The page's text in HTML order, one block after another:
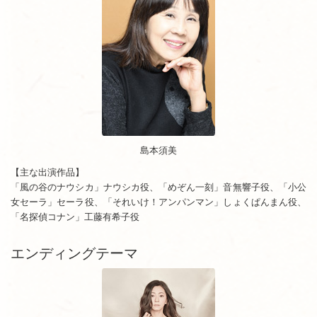
島本須美
【主な出演作品】
「風の谷のナウシカ」ナウシカ役、「めぞん一刻」音無響子役、「小公
女セーラ」セーラ役、「それいけ！アンパンマン」しょくぱんまん役、
「名探偵コナン」工藤有希子役
エンディングテーマ